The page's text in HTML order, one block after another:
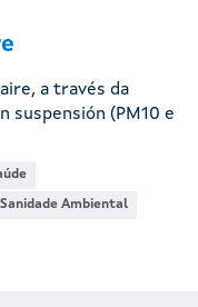
a través da
suspensión (PM10 e
Sanidade Ambiental